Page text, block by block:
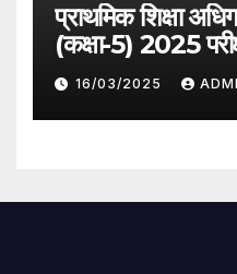
प्राथमिक शिक्षा
(कक्षा-5) 2025
16/03/2025